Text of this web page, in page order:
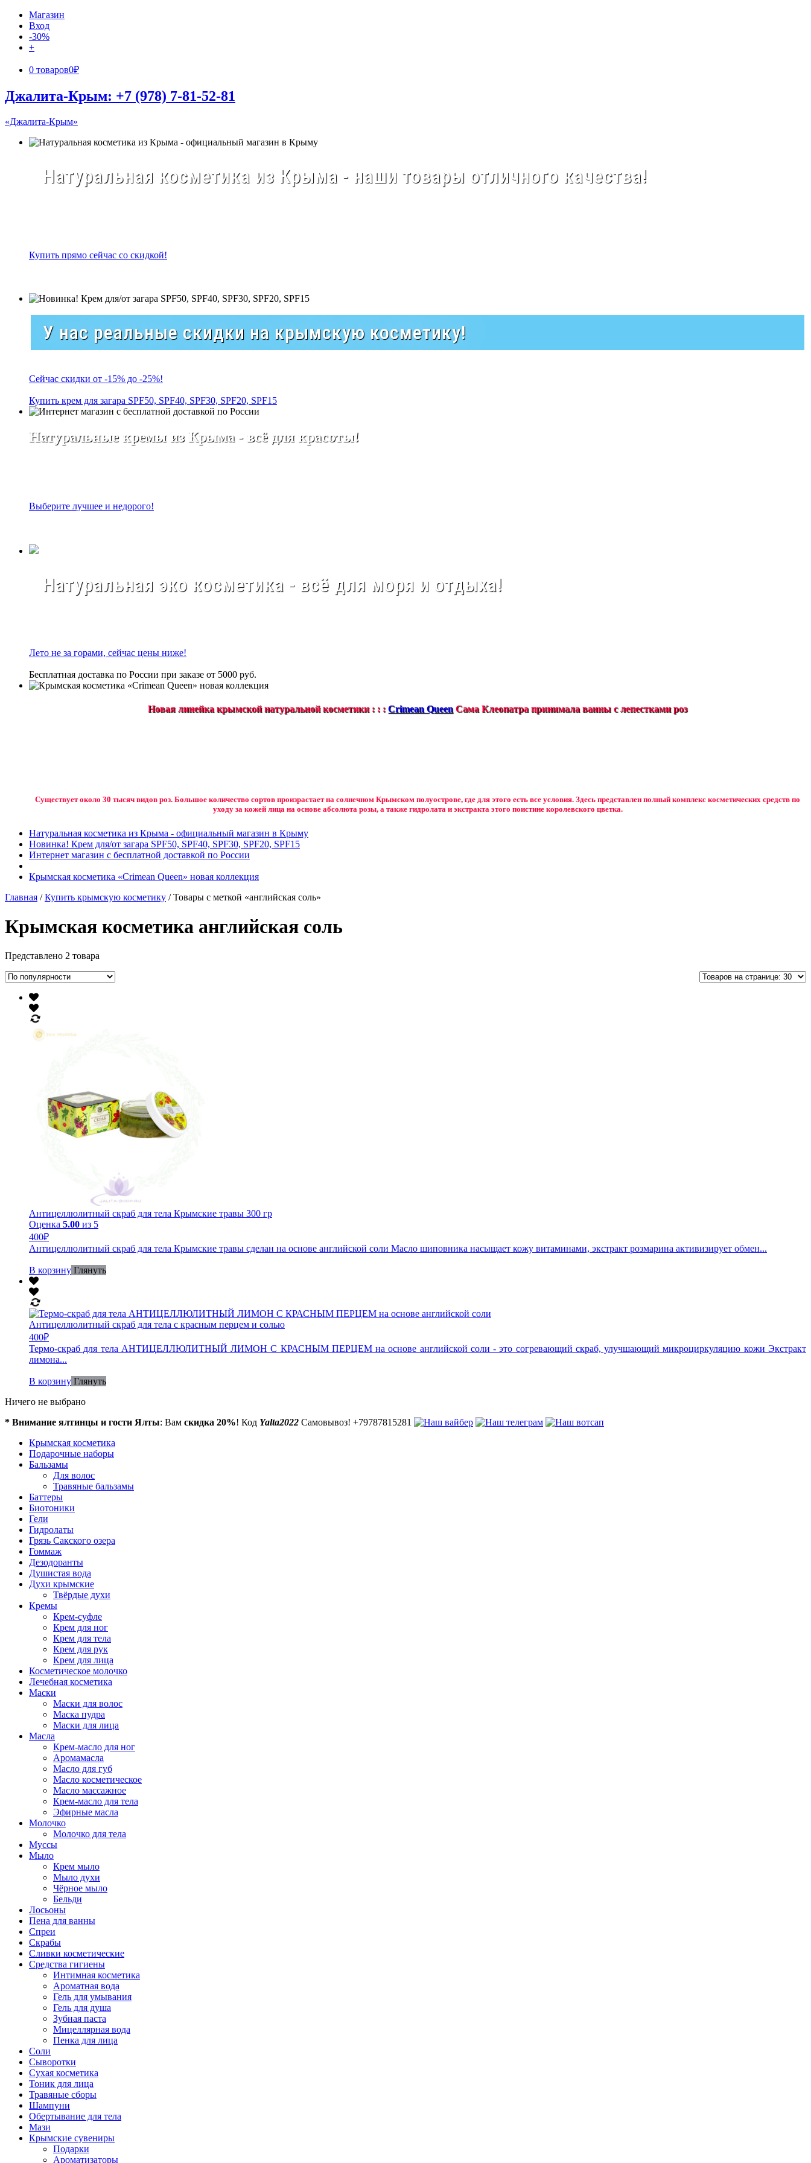
Магазин
Вход
-30%
+
0 товаров0₽
Джалита-Крым: +7 (978) 7-81-52-81
«Джалита-Крым»
Натуральная косметика из Крыма - наши товары отличного качества!
Купить прямо сейчас со скидкой!
У нас реальные скидки на крымскую косметику!
Сейчас скидки от -15% до -25%!
Купить крем для загара SPF50, SPF40, SPF30, SPF20, SPF15
Натуральные кремы из Крыма - всё для красоты!
Выберите лучшее и недорого!
Натуральная эко косметика - всё для моря и отдыха!
Лето не за горами, сейчас цены ниже!
Бесплатная доставка по России при заказе от 5000 руб.
Новая линейка крымской натуральной косметики : : : Crimean Queen Сама Клеопатра принимала ванны с лепестками роз
Существует около 30 тысяч видов роз. Большое количество сортов произрастает на солнечном Крымском полуострове, где для этого есть все условия. Здесь представлен полный комплекс косметических средств по
уходу за кожей лица на основе абсолюта розы, а также гидролата и экстракта этого поистине королевского цветка.
Натуральная косметика из Крыма - официальный магазин в Крыму
Новинка! Крем для/от загара SPF50, SPF40, SPF30, SPF20, SPF15
Интернет магазин с бесплатной доставкой по России
Крымская косметика «Crimean Queen» новая коллекция
Главная /Купить крымскую косметику / Товары с меткой «английская соль»
Крымская косметика английская соль
Представлено 2 товара
Антицеллюлитный скраб для тела Крымские травы 300 гр
Оценка 5.00 из 5
400₽
Антицеллюлитный скраб для тела Крымские травы сделан на основе английской соли Масло шиповника насыщает кожу витаминами, экстракт розмарина активизирует обмен...
В корзину Глянуть
Антицеллюлитный скраб для тела с красным перцем и солью
400₽
Термо-скраб для тела АНТИЦЕЛЛЮЛИТНЫЙ ЛИМОН С КРАСНЫМ ПЕРЦЕМ на основе английской соли - это согревающий скраб, улучшающий микроциркуляцию кожи Экстракт
лимона...
В корзину Глянуть
Ничего не выбрано
* Внимание ялтинцы и гости Ялты: Вам скидка 20%! Код Yalta2022 Самовывоз! +79787815281
Крымская косметика
Подарочные наборы
Бальзамы
Для волос
Травяные бальзамы
Баттеры
Биотоники
Гели
Гидролаты
Грязь Сакского озера
Гоммаж
Дезодоранты
Душистая вода
Духи крымские
Твёрдые духи
Кремы
Крем-суфле
Крем для ног
Крем для тела
Крем для рук
Крем для лица
Косметическое молочко
Лечебная косметика
Маски
Маски для волос
Маска пудра
Маски для лица
Масла
Крем-масло для ног
Аромамасла
Масло для губ
Масло косметическое
Масло массажное
Крем-масло для тела
Эфирные масла
Молочко
Молочко для тела
Муссы
Мыло
Крем мыло
Мыло духи
Чёрное мыло
Бельди
Лосьоны
Пена для ванны
Спреи
Скрабы
Сливки косметические
Средства гигиены
Интимная косметика
Ароматная вода
Гель для умывания
Гель для душа
Зубная паста
Мицеллярная вода
Пенка для лица
Соли
Сыворотки
Сухая косметика
Тоник для лица
Травяные сборы
Шампуни
Обертывание для тела
Мази
Крымские сувениры
Подарки
Ароматизаторы